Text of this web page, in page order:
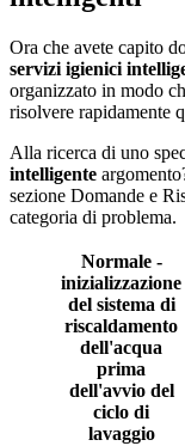
Ora che avete capito
servizi igienici
organizzato in modo
risolvere rapidamente
Alla ricerca di uno
intelligente
sezione Domande e
categoria di problema.
Normale -
inizializzazione
del sistema di
riscaldamento
dell'acqua
prima
dell'avvio del
ciclo di
lavaggio